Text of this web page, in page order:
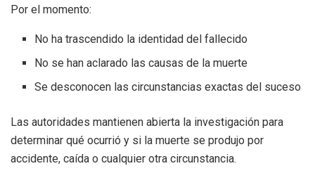
Por el momento:
No ha trascendido la identidad del fallecido
No se han aclarado las causas de la muerte
Se desconocen las circunstancias exactas del suceso
Las autoridades mantienen abierta la investigación para
determinar qué ocurrió y si la muerte se produjo por
accidente, caída o cualquier otra circunstancia.